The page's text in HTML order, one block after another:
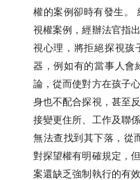
權的案例卻時有發生。
視權案例，經辦法官指
視心理，將拒絕探視孩
器，例如有的當事人會
論，從而使對方在孩子
身也不配合探視，甚至
接變更住所、工作及聯
無法查找到其下落，從
對探望權有明確規定，
案還缺乏強制執行的有